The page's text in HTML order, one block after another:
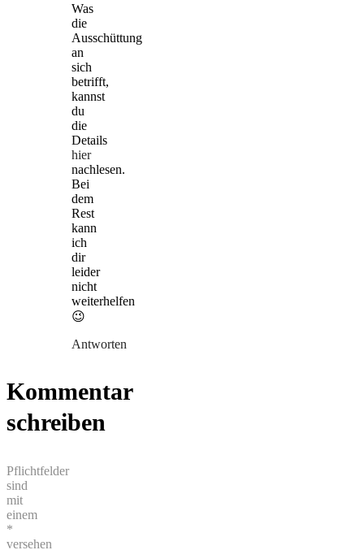
Was
die
Ausschüttung
an
sich
betrifft,
kannst
du
die
Details
hier
nachlesen.
Bei
dem
Rest
kann
ich
dir
leider
nicht
weiterhelfen
😉
Antworten
Kommentar
schreiben
Pflichtfelder
sind
mit
einem
*
versehen